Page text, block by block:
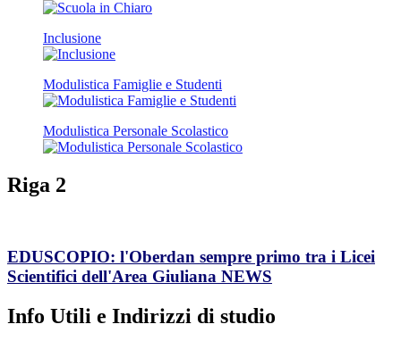
Inclusione
Modulistica Famiglie e Studenti
Modulistica Personale Scolastico
Riga 2
EDUSCOPIO: l'Oberdan sempre primo tra i Licei
Scientifici dell'Area Giuliana NEWS
Info Utili e Indirizzi di studio